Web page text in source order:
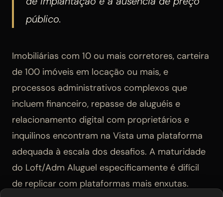
público.
Imobiliárias com 10 ou mais corretores, carteira
de 100 imóveis em locação ou mais, e
processos administrativos complexos que
incluem financeiro, repasse de aluguéis e
relacionamento digital com proprietários e
inquilinos encontram na Vista uma plataforma
adequada à escala dos desafios. A maturidade
do Loft/Adm Aluguel especificamente é difícil
de replicar com plataformas mais enxutas.